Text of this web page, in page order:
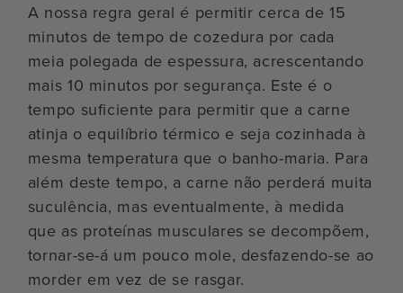
A nossa regra geral é permitir cerca de 15
minutos de tempo de cozedura por cada
meia polegada de espessura, acrescentando
mais 10 minutos por segurança. Este é o
tempo suficiente para permitir que a carne
atinja o equilíbrio térmico e seja cozinhada à
mesma temperatura que o banho-maria. Para
além deste tempo, a carne não perderá muita
suculência, mas eventualmente, à medida
que as proteínas musculares se decompõem,
tornar-se-á um pouco mole, desfazendo-se ao
morder em vez de se rasgar.